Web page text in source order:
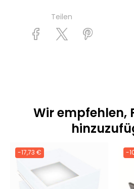
Teilen
Wir empfehlen,
-17,73 € -